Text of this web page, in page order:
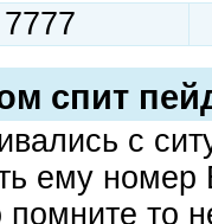
спит
с
ему номер
то